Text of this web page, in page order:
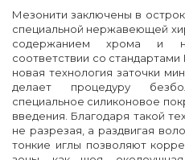
Мезонити заключены в
специальной нержавеющей
содержанием хрома и
соответствии со
новая технология заточки
делает процедуру
специальное силиконовое
введения. Благодаря такой
не разрезая, а раздвигая
тонкие иглы позволяют